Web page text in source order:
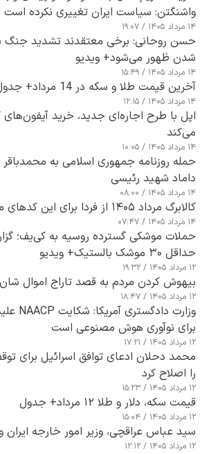
واشنگتن: سیاست ایران تغییری نکرده است
۱۴ مرداد ۱۴۰۵ / ۱۹:۰۷
حسن روحانی: برخی معتقدند تشدید جنگ
شدن ظهور می‌شود+ ویدیو
۱۴ مرداد ۱۴۰۵ / ۱۵:۴۹
آخرین قیمت طلا و سکه در 14 مرداد+ جدول
۱۴ مرداد ۱۴۰۵ / ۱۲:۱۵
اپل با طرح اجاره‌ای جدید، خرید آیفون‌های
می‌کند
۱۴ مرداد ۱۴۰۵ / ۱۰:۰۵
حمله روزنامه جمهوری اسلامی به محمدباقر
داماد شهید رئیسی
۱۴ مرداد ۱۴۰۵ / ۰۸:۰۰
کالابرگ مرداد ۱۴۰۵ از فردا برای این کدهای ملی شارژ می‌شود
۱۴ مرداد ۱۴۰۵ / ۰۷:۴۷
حملات موشکی گسترده روسیه به کی‌یف؛
حداقل ۳۰ موشک بالستیک+ ویدیو
۱۲ مرداد ۱۴۰۵ / ۱۹:۳۲
بیهوش کردن مردم به قصد تاراج اموال
۱۲ مرداد ۱۴۰۵ / ۱۸:۴۷
برای نوآوری هوش مصنوعی است
۱۲ مرداد ۱۴۰۵ / ۱۷:۲۱
محمد دحلان ادعای توافق اسرائیل برای
را اصلاح کرد
۱۲ مرداد ۱۴۰۵ / ۱۵:۲۳
قیمت سکه، دلار و طلا ۱۲ مرداد+ جدول
۱۲ مرداد ۱۴۰۵ / ۱۵:۰۴
سید عباس عراقچی، وزیر امور خارجه
۱۲ مرداد ۱۴۰۵ / ۱۲:۱۲